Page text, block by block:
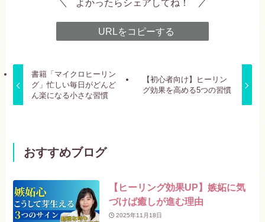
よかったらシェアしてね！
URLをコピーする
書籍「マイクロヒーリン
グ」忙しい毎日がどんど
ん楽になる小さな習慣
【初心者向け】ヒーリン
グ効果を高める5つの習慣
おすすめブログ
【ヒーリング効果UP】嫉妬に気
づけば癒しが進む理由
2025年11月18日